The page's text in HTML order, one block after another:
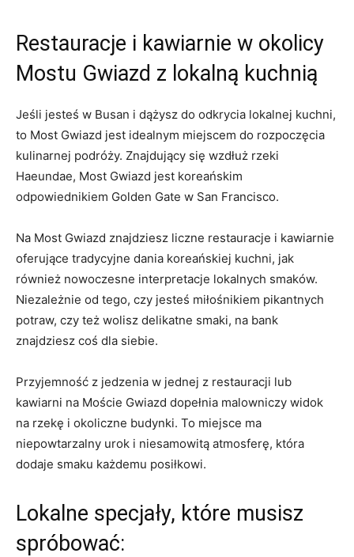
Restauracje i kawiarnie w okolicy
Mostu Gwiazd z lokalną kuchnią
Jeśli jesteś w Busan i dążysz‍ do odkrycia lokalnej kuchni,
to​ Most​ Gwiazd jest idealnym miejscem do rozpoczęcia
kulinarnej podróży. Znajdujący się wzdłuż rzeki
‍Haeundae, Most Gwiazd jest ⁤koreańskim
odpowiednikiem Golden Gate w San Francisco.
Na Most⁢ Gwiazd znajdziesz liczne restauracje i kawiarnie
oferujące tradycyjne dania koreańskiej kuchni,‌ jak
również nowoczesne⁣ interpretacje lokalnych smaków.
Niezależnie od ⁤tego, czy jesteś miłośnikiem pikantnych
potraw, czy‌ też wolisz⁢ delikatne smaki, na bank​
znajdziesz coś ‍dla siebie.
Przyjemność ‌z jedzenia w jednej z restauracji ‍lub
‌kawiarni na Moście Gwiazd dopełnia malowniczy ⁤widok
na‌ rzekę⁢ i ⁢okoliczne budynki. To miejsce ma
niepowtarzalny urok i niesamowitą atmosferę, która
dodaje smaku każdemu posiłkowi.
Lokalne specjały, które musisz
spróbować: